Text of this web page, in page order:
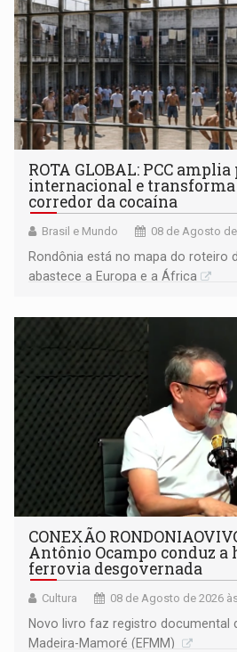
ROTA GLOBAL: PCC
internacional e
corredor da cocaína
Brasil e Mundo 08 de Agosto
Rondônia está no mapa do roteiro
abastece a Europa e a África
CONEXÃO
Antônio Ocampo conduz a
ferrovia desgovernada
Cultura 08 de Agosto de 2026
Novo livro faz registro documental
Madeira-Mamoré (EFMM)